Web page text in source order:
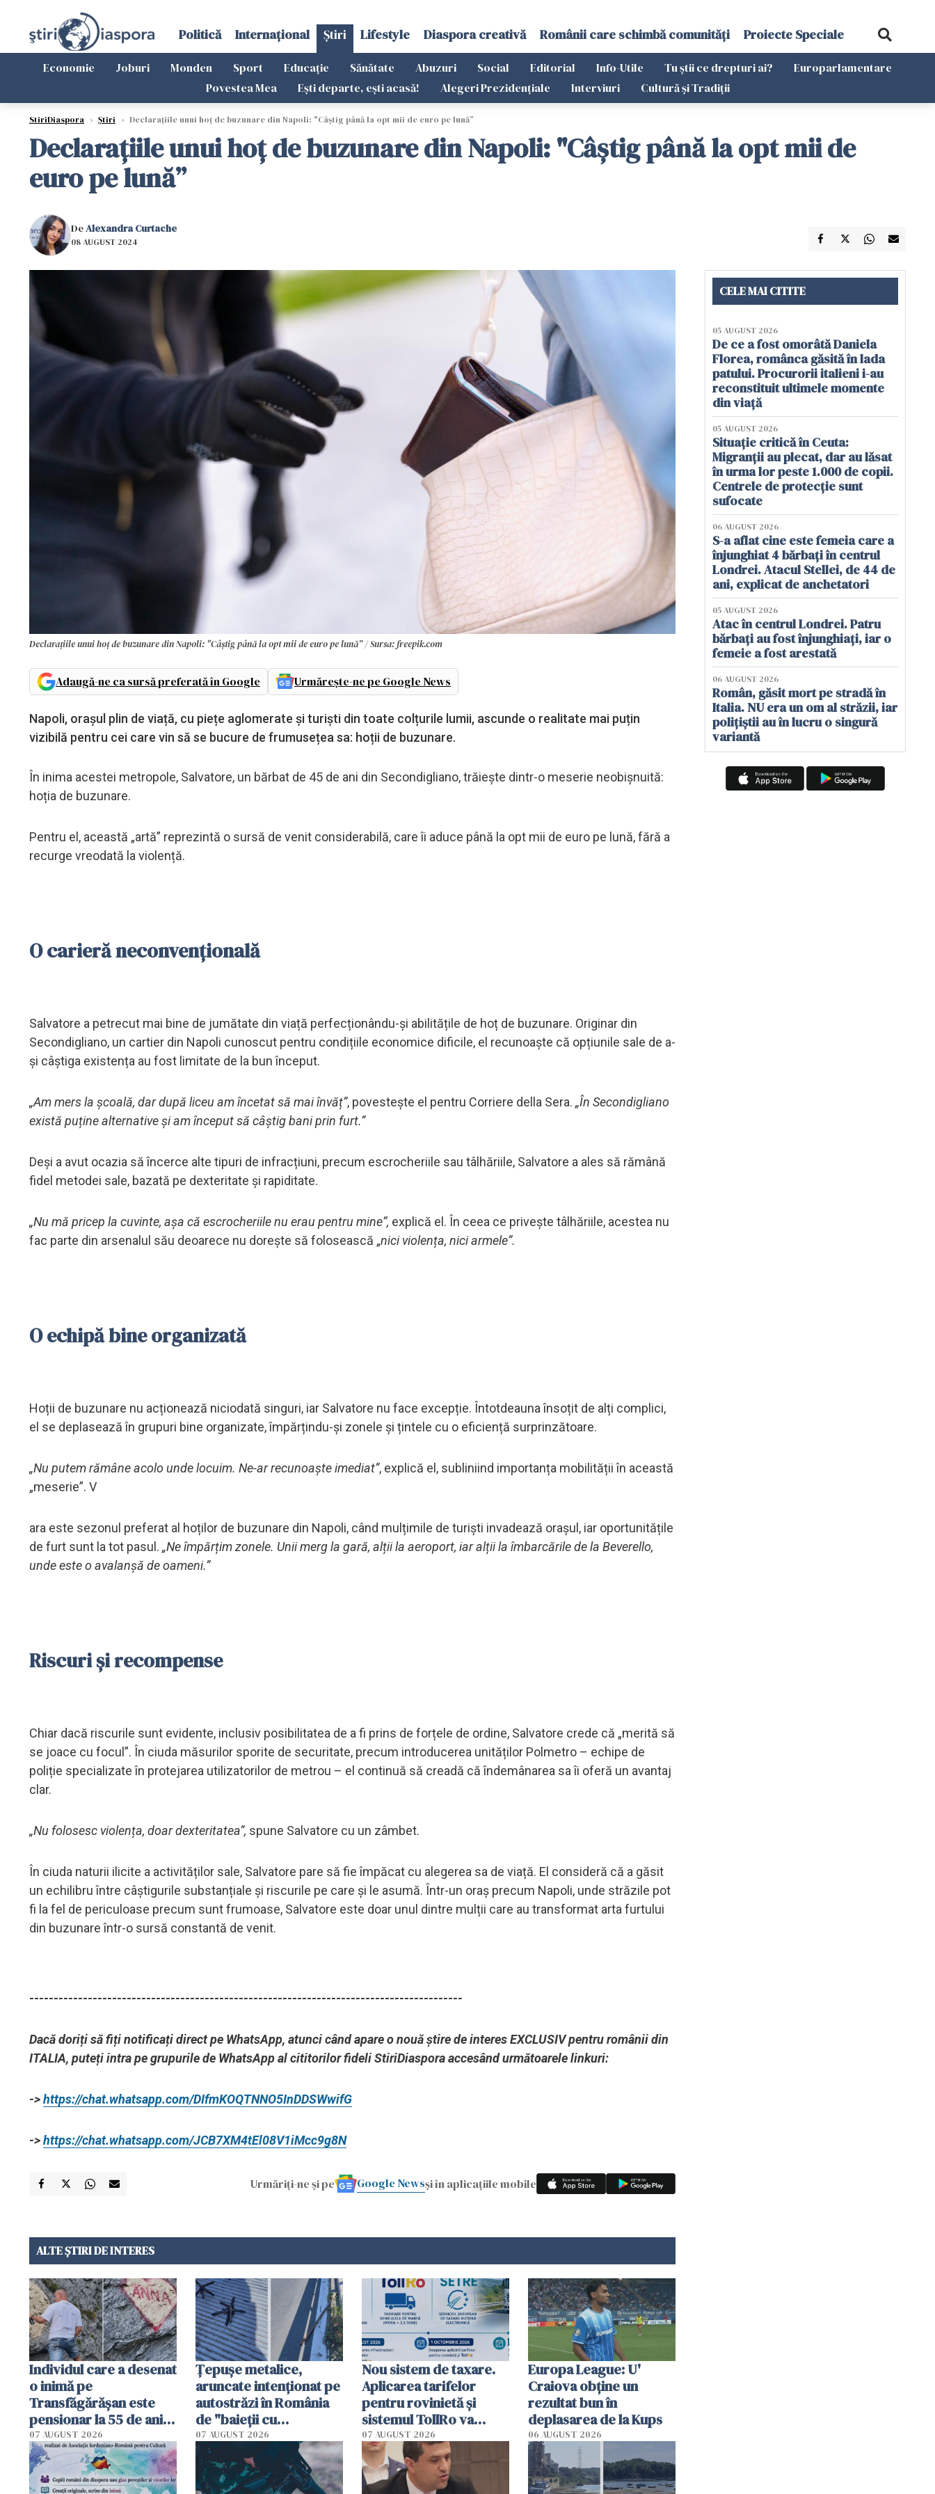
Politică Internațional Știri Lifestyle Diaspora creativă Românii care schimbă comunități Proiecte Speciale
Economie Joburi Monden Sport Educație Sănătate Abuzuri Social Editorial Info-Utile Tu știi ce drepturi ai?
Europarlamentare
Povestea Mea
Ești departe, ești acasă! Alegeri Prezidențiale Interviuri Cultură și Tradiții
StiriDiaspora › Știri › Declarațiile unui hoț de buzunare din Napoli: "Câștig până la opt mii de euro pe lună”
Declarațiile unui hoț de buzunare din Napoli: "Câștig până la opt mii de
euro pe lună”
DeAlexandra Curtache
08 AUGUST 2024
Declarațiile unui hoț de buzunare din Napoli: "Câștig până la opt mii de euro pe lună” / Sursa: freepik.com
Adaugă-ne ca sursă preferată în Google Urmărește-ne pe Google News
Napoli, orașul plin de viață, cu piețe aglomerate și turiști din toate colțurile lumii, ascunde o realitate mai puțin
vizibilă pentru cei care vin să se bucure de frumusețea sa: hoții de buzunare.
În inima acestei metropole, Salvatore, un bărbat de 45 de ani din Secondigliano, trăiește dintr-o meserie neobișnuită:
hoția de buzunare.
Pentru el, această „artă” reprezintă o sursă de venit considerabilă, care îi aduce până la opt mii de euro pe lună, fără a
recurge vreodată la violență.
O carieră neconvențională
Salvatore a petrecut mai bine de jumătate din viață perfecționându-și abilitățile de hoț de buzunare. Originar din
Secondigliano, un cartier din Napoli cunoscut pentru condițiile economice dificile, el recunoaște că opțiunile sale de a-
și câștiga existența au fost limitate de la bun început.
„Am mers la școală, dar după liceu am încetat să mai învăț”, povestește el pentru Corriere della Sera. „În Secondigliano
există puține alternative și am început să câștig bani prin furt.”
Deși a avut ocazia să încerce alte tipuri de infracțiuni, precum escrocheriile sau tâlhăriile, Salvatore a ales să rămână
fidel metodei sale, bazată pe dexteritate și rapiditate.
„Nu mă pricep la cuvinte, așa că escrocheriile nu erau pentru mine”, explică el. În ceea ce privește tâlhăriile, acestea nu
fac parte din arsenalul său deoarece nu dorește să folosească „nici violența, nici armele”.
O echipă bine organizată
Hoții de buzunare nu acționează niciodată singuri, iar Salvatore nu face excepție. Întotdeauna însoțit de alți complici,
el se deplasează în grupuri bine organizate, împărțindu-și zonele și țintele cu o eficiență surprinzătoare.
„Nu putem rămâne acolo unde locuim. Ne-ar recunoaște imediat”, explică el, subliniind importanța mobilității în această
„meserie”. V
ara este sezonul preferat al hoților de buzunare din Napoli, când mulțimile de turiști invadează orașul, iar oportunitățile
de furt sunt la tot pasul. „Ne împărțim zonele. Unii merg la gară, alții la aeroport, iar alții la îmbarcările de la Beverello,
unde este o avalanșă de oameni.”
Riscuri și recompense
Chiar dacă riscurile sunt evidente, inclusiv posibilitatea de a fi prins de forțele de ordine, Salvatore crede că „merită să
se joace cu focul”. În ciuda măsurilor sporite de securitate, precum introducerea unităților Polmetro – echipe de
poliție specializate în protejarea utilizatorilor de metrou – el continuă să creadă că îndemânarea sa îi oferă un avantaj
clar.
„Nu folosesc violența, doar dexteritatea”, spune Salvatore cu un zâmbet.
În ciuda naturii ilicite a activităților sale, Salvatore pare să fie împăcat cu alegerea sa de viață. El consideră că a găsit
un echilibru între câștigurile substanțiale și riscurile pe care și le asumă. Într-un oraș precum Napoli, unde străzile pot
fi la fel de periculoase precum sunt frumoase, Salvatore este doar unul dintre mulții care au transformat arta furtului
din buzunare într-o sursă constantă de venit.
-----------------------------------------------------------------------------------------
Dacă doriți să fiți notificați direct pe WhatsApp, atunci când apare o nouă știre de interes EXCLUSIV pentru românii din
ITALIA, puteți intra pe grupurile de WhatsApp al cititorilor fideli StiriDiaspora accesând următoarele linkuri:
->https://chat.whatsapp.com/DIfmKOQTNNO5InDDSWwifG
->https://chat.whatsapp.com/JCB7XM4tEl08V1iMcc9g8N
Urmăriți-ne și pe Google Newsși în aplicațiile mobile
ALTE ȘTIRI DE INTERES
Individul care a desenat
o inimă pe
Transfăgărășan este
pensionar la 55 de ani.
Poliția l-a identificat
07 AUGUST 2026
Țepușe metalice,
aruncate intenționat pe
autostrăzi în România
de "baieții cu
platforme": "Mi-au
cerut 1200 lei să mă
tracteze"
07 AUGUST 2026
Nou sistem de taxare.
Aplicarea tarifelor
pentru rovinietă şi
sistemul TollRo va
începe la 1 octombrie
07 AUGUST 2026
Europa League: U'
Craiova obține un
rezultat bun în
deplasarea de la Kups
06 AUGUST 2026
CELE MAI CITITE
05 AUGUST 2026
De ce a fost omorâtă Daniela
Florea, românca găsită în lada
patului. Procurorii italieni i-au
reconstituit ultimele momente
din viață
05 AUGUST 2026
Situație critică în Ceuta:
Migranții au plecat, dar au lăsat
în urma lor peste 1.000 de copii.
Centrele de protecție sunt
sufocate
06 AUGUST 2026
S-a aflat cine este femeia care a
înjunghiat 4 bărbați în centrul
Londrei. Atacul Stellei, de 44 de
ani, explicat de anchetatori
05 AUGUST 2026
Atac în centrul Londrei. Patru
bărbați au fost înjunghiați, iar o
femeie a fost arestată
06 AUGUST 2026
Român, găsit mort pe stradă în
Italia. NU era un om al străzii, iar
polițiștii au în lucru o singură
variantă